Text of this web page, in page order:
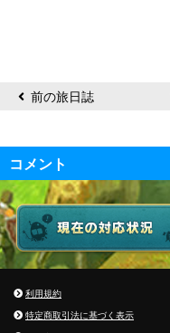
前の旅日誌
コメント
利用規約
特定商取引法に基づく表示